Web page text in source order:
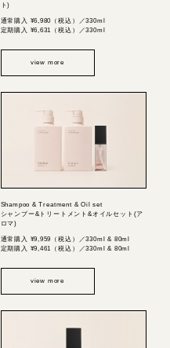
ト)
通常購入 ¥6,980（税込）／330ml
定期購入 ¥6,631（税込）／330ml
view more
Shampoo & Treatment & Oil set
シャンプー&トリートメント&オイルセット(ア
ロマ)
通常購入 ¥9,959（税込）／330ml & 80ml
定期購入 ¥9,461（税込）／330ml & 80ml
view more